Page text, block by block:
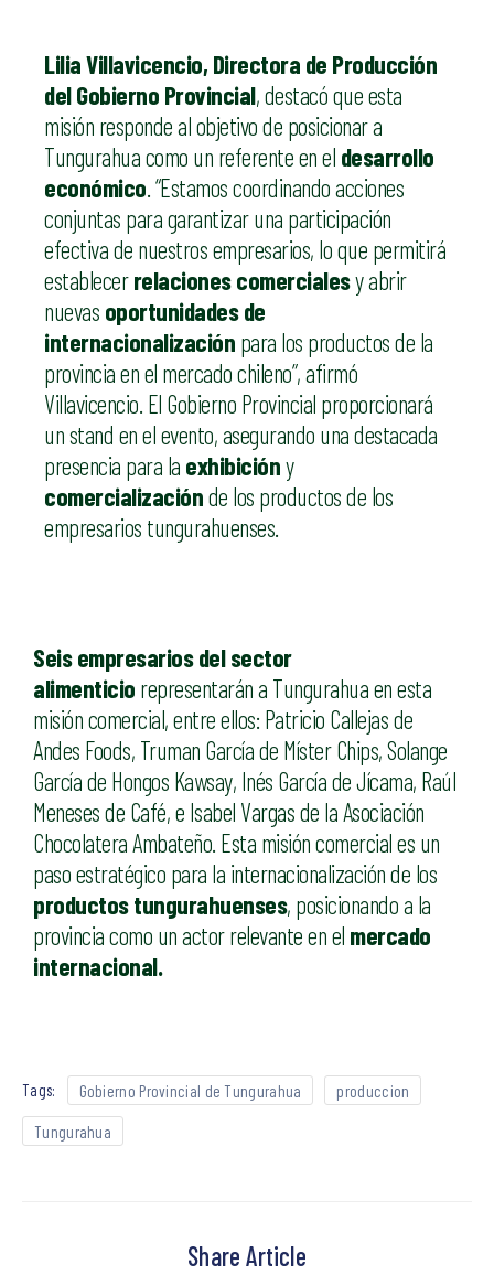
Lilia Villavicencio, Directora de Producción
del Gobierno Provincial, destacó que esta
misión responde al objetivo de posicionar a
Tungurahua como un referente en el desarrollo
económico. “Estamos coordinando acciones
conjuntas para garantizar una participación
efectiva de nuestros empresarios, lo que permitirá
establecerrelaciones comercialesy abrir
nuevas oportunidades de
internacionalización para los productos de la
provincia en el mercado chileno”, afirmó
Villavicencio. El Gobierno Provincial proporcionará
un stand en el evento, asegurando una destacada
presencia para la exhibicióny
comercializaciónde los productos de los
empresarios tungurahuenses.
Seis empresarios del sector
alimenticio representarán a Tungurahua en esta
misión comercial, entre ellos: Patricio Callejas de
Andes Foods, Truman García de Míster Chips, Solange
García de Hongos Kawsay, Inés García de Jícama, Raúl
Meneses de Café, e Isabel Vargas de la Asociación
Chocolatera Ambateño. Esta misión comercial es un
paso estratégico para la internacionalización de los
productos tungurahuenses, posicionando a la
provincia como un actor relevante en el mercado
internacional.
Tags: Gobierno Provincial de Tungurahua produccion
Tungurahua
Share Article